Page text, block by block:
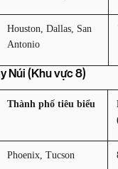
Houston, Dallas, San
Antonio
Núi (Khu vực 8)
Thành phố tiêu biểu
Phoenix, Tucson